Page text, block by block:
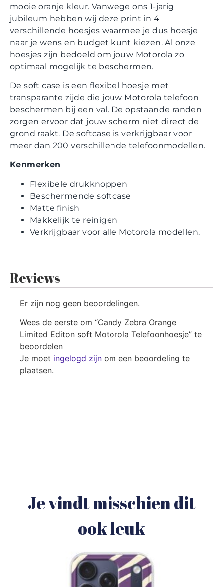
mooie oranje kleur. Vanwege ons 1-jarig
jubileum hebben wij deze print in 4
verschillende hoesjes waarmee je dus hoesje
naar je wens en budget kunt kiezen. Al onze
hoesjes zijn bedoeld om jouw Motorola zo
optimaal mogelijk te beschermen.
De soft case is een flexibel hoesje met
transparante zijde die jouw Motorola telefoon
beschermen bij een val. De opstaande randen
zorgen ervoor dat jouw scherm niet direct de
grond raakt. De softcase is verkrijgbaar voor
meer dan 200 verschillende telefoonmodellen.
Kenmerken
Flexibele drukknoppen
Beschermende softcase
Matte finish
Makkelijk te reinigen
Verkrijgbaar voor alle Motorola modellen.
Reviews
Er zijn nog geen beoordelingen.
Wees de eerste om “Candy Zebra Orange
Limited Editon soft Motorola Telefoonhoesje” te
beoordelen
Je moet ingelogd zijn om een beoordeling te
plaatsen.
Je vindt misschien dit
ook leuk